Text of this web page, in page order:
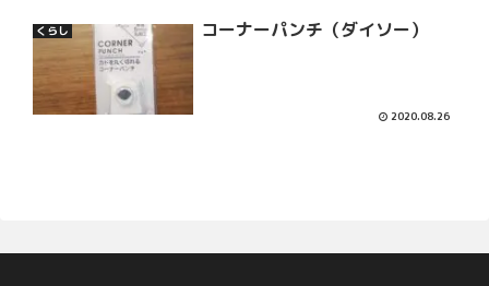
くらし コーナーパンチ（ダイソー）
2020.08.26